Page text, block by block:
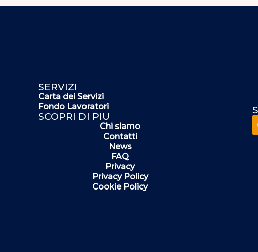
SERVIZI
Carta dei Servizi
Fondo Lavoratori
SCOPRI DI PIU
Chi siamo
Contatti
News
FAQ
Privacy
Privacy Policy
Cookie Policy